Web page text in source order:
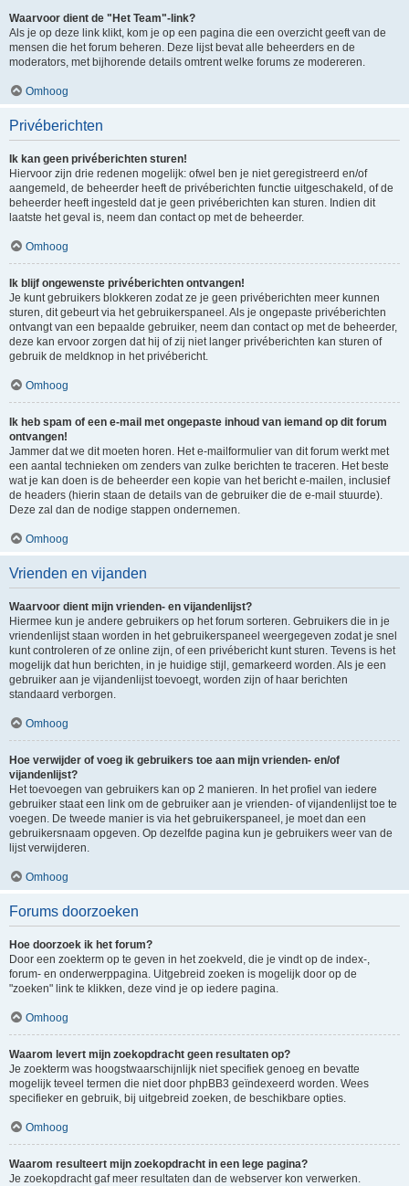
Waarvoor dient de "Het Team"-link?
Als je op deze link klikt, kom je op een pagina die een overzicht geeft van de
mensen die het forum beheren. Deze lijst bevat alle beheerders en de
moderators, met bijhorende details omtrent welke forums ze modereren.
Omhoog
Privéberichten
Ik kan geen privéberichten sturen!
Hiervoor zijn drie redenen mogelijk: ofwel ben je niet geregistreerd en/of
aangemeld, de beheerder heeft de privéberichten functie uitgeschakeld, of de
beheerder heeft ingesteld dat je geen privéberichten kan sturen. Indien dit
laatste het geval is, neem dan contact op met de beheerder.
Omhoog
Ik blijf ongewenste privéberichten ontvangen!
Je kunt gebruikers blokkeren zodat ze je geen privéberichten meer kunnen
sturen, dit gebeurt via het gebruikerspaneel. Als je ongepaste privéberichten
ontvangt van een bepaalde gebruiker, neem dan contact op met de beheerder,
deze kan ervoor zorgen dat hij of zij niet langer privéberichten kan sturen of
gebruik de meldknop in het privébericht.
Omhoog
Ik heb spam of een e-mail met ongepaste inhoud van iemand op dit forum
ontvangen!
Jammer dat we dit moeten horen. Het e-mailformulier van dit forum werkt met
een aantal technieken om zenders van zulke berichten te traceren. Het beste
wat je kan doen is de beheerder een kopie van het bericht e-mailen, inclusief
de headers (hierin staan de details van de gebruiker die de e-mail stuurde).
Deze zal dan de nodige stappen ondernemen.
Omhoog
Vrienden en vijanden
Waarvoor dient mijn vrienden- en vijandenlijst?
Hiermee kun je andere gebruikers op het forum sorteren. Gebruikers die in je
vriendenlijst staan worden in het gebruikerspaneel weergegeven zodat je snel
kunt controleren of ze online zijn, of een privébericht kunt sturen. Tevens is het
mogelijk dat hun berichten, in je huidige stijl, gemarkeerd worden. Als je een
gebruiker aan je vijandenlijst toevoegt, worden zijn of haar berichten
standaard verborgen.
Omhoog
Hoe verwijder of voeg ik gebruikers toe aan mijn vrienden- en/of
vijandenlijst?
Het toevoegen van gebruikers kan op 2 manieren. In het profiel van iedere
gebruiker staat een link om de gebruiker aan je vrienden- of vijandenlijst toe te
voegen. De tweede manier is via het gebruikerspaneel, je moet dan een
gebruikersnaam opgeven. Op dezelfde pagina kun je gebruikers weer van de
lijst verwijderen.
Omhoog
Forums doorzoeken
Hoe doorzoek ik het forum?
Door een zoekterm op te geven in het zoekveld, die je vindt op de index-,
forum- en onderwerppagina. Uitgebreid zoeken is mogelijk door op de
"zoeken" link te klikken, deze vind je op iedere pagina.
Omhoog
Waarom levert mijn zoekopdracht geen resultaten op?
Je zoekterm was hoogstwaarschijnlijk niet specifiek genoeg en bevatte
mogelijk teveel termen die niet door phpBB3 geïndexeerd worden. Wees
specifieker en gebruik, bij uitgebreid zoeken, de beschikbare opties.
Omhoog
Waarom resulteert mijn zoekopdracht in een lege pagina?
Je zoekopdracht gaf meer resultaten dan de webserver kon verwerken.